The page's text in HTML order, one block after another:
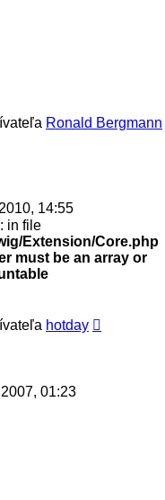
Ronald Bergmann
14:55
: in file
Extension/Core.php
must be an array or
hotday
01:23